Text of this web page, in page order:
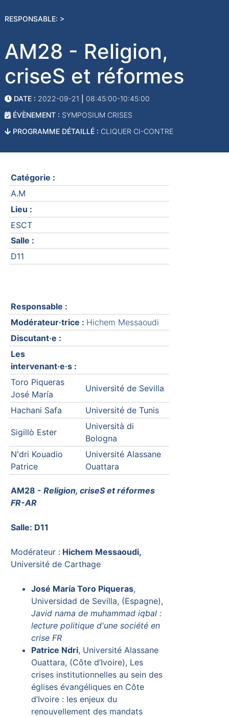
RESPONSABLE: >
AM28 - Religion,
criseS et réformes
DATE : 2022-09-21
08:45:00-10:45:00
ÉVÈNEMENT : SYMPOSIUM CRISES
PROGRAMME DÉTAILLÉ : CLIQUER CI-CONTRE
Catégorie :
A.M
Lieu :
ESCT
Salle :
D11
Responsable :
Modérateur·trice : Hichem Messaoudi
Discutant·e :
Les
intervenant·e·s :
Toro Piqueras
José María
Université de Sevilla
Hachani Safa Université de Tunis
Sigillò Ester
Università di
Bologna
N'dri Kouadio
Patrice
Université Alassane
Ouattara
AM28 -Religion, criseS et réformes
FR-AR
Salle: D11
Modérateur : Hichem Messaoudi,
Université de Carthage
José María Toro Piqueras,
Universidad de Sevilla, (Espagne),
Javid nama de muhammad iqbal :
lecture politique d'une société en
crise FR
Patrice Ndri, Université Alassane
Ouattara, (Côte d’Ivoire), Les
crises institutionnelles au sein des
églises évangéliques en Côte
d’Ivoire : les enjeux du
renouvellement des mandats